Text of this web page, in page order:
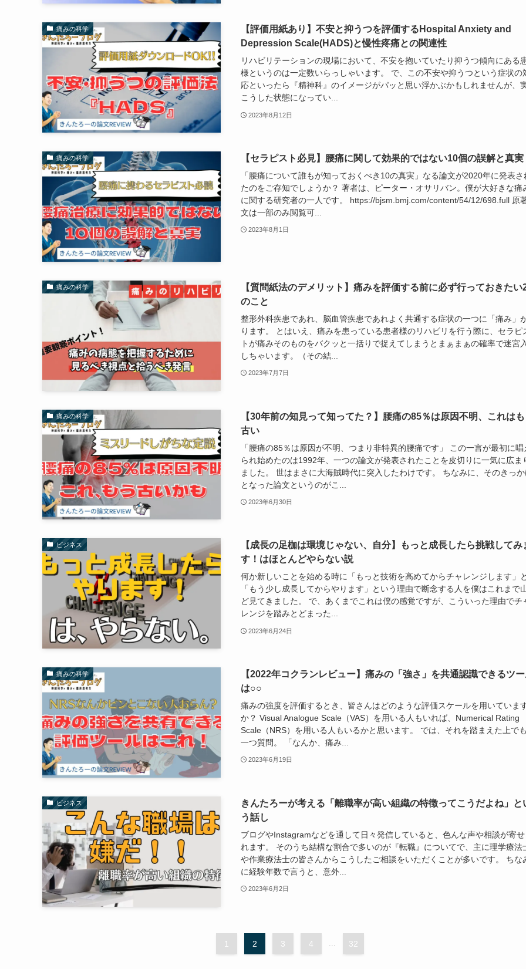
痛みの科学
【評価用紙あり】不安と抑うつを評価するHospital Anxiety and
Depression Scale(HADS)と慢性疼痛との関連性
リハビリテーションの現場において、不安を抱いていたり抑うつ傾向にある
様というのは一定数いらっしゃいます。 で、この不安や抑うつという症状の
応といったら『精神科』のイメージがパッと思い浮かぶかもしれませんが、
こうした状態になってい...
2023年8月12日
痛みの科学 【セラピスト必見】腰痛に関して効果的ではない10個の誤解と真実
「腰痛について誰もが知っておくべき10の真実」なる論文が2020年に発表さ
たのをご存知でしょうか？ 著者は、ピーター・オサリバン。僕が大好きな痛
に関する研究者の一人です。 https://bjsm.bmj.com/content/54/12/698.full 原
文は一部のみ閲覧可...
2023年8月1日
痛みの科学
【質問紙法のデメリット】痛みを評価する前に必ず行っておきたい
のこと
整形外科疾患であれ、脳血管疾患であれよく共通する症状の一つに「痛み」
ります。 とはいえ、痛みを患っている患者様のリハビリを行う際に、セラピ
トが痛みそのものをバクッと一括りで捉えてしまうとまぁまぁの確率で迷宮
しちゃいます。（その結...
2023年7月7日
痛みの科学
【30年前の知見って知ってた？】腰痛の85％は原因不明、これはも
古い
「腰痛の85％は原因が不明、つまり非特異的腰痛です」 この一言が最初に唱
られ始めたのは1992年、一つの論文が発表されたことを皮切りに一気に広ま
ました。 世はまさに大海賊時代に突入したわけです。 ちなみに、そのきっか
となった論文というのがこ...
2023年6月30日
ビジネス
【成長の足枷は環境じゃない、自分】もっと成長したら挑戦してみ
す！はほとんどやらない説
何か新しいことを始める時に「もっと技術を高めてからチャレンジします」
「もう少し成長してからやります」という理由で断念する人を僕はこれまで
ど見てきました。 で、あくまでこれは僕の感覚ですが、こういった理由でチ
レンジを踏みとどまった...
2023年6月24日
痛みの科学
【2022年コクランレビュー】痛みの「強さ」を共通認識できるツ
は○○
痛みの強度を評価するとき、皆さんはどのような評価スケールを用いていま
か？ Visual Analogue Scale（VAS）を用いる人もいれば、Numerical Rating
Scale（NRS）を用いる人もいるかと思います。 では、それを踏まえた上で
一つ質問。 「なんか、痛み...
2023年6月19日
ビジネス
きんたろーが考える「離職率が高い組織の特徴ってこうだよね」と
う話し
ブログやInstagramなどを通して日々発信していると、色んな声や相談が寄せ
れます。 そのうち結構な割合で多いのが『転職』についてで、主に理学療法
や作業療法士の皆さんからこうしたご相談をいただくことが多いです。 ちな
に経験年数で言うと、意外...
2023年6月2日
1 2 3 4 32